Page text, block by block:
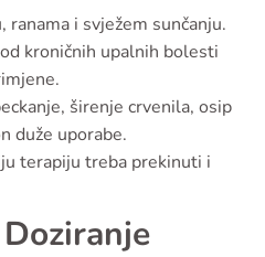
i svježem sunčanju.
kroničnih upalnih bolesti
širenje crvenila, osip
duže uporabe.
terapiju treba prekinuti i